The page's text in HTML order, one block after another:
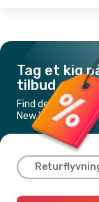
Tag et kig
tilbud
Find de billigste
New York